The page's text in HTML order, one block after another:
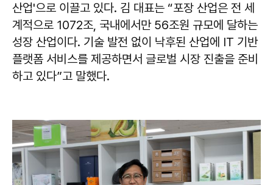
산업'으로 이끌고 있다. 김 대표는 “포장 산업은 전 세
계적으로 1072조, 국내에서만 56조원 규모에 달하는
성장 산업이다. 기술 발전 없이 낙후된 산업에 IT 기반
플랫폼 서비스를 제공하면서 글로벌 시장 진출을 준비
하고 있다”고 말했다.